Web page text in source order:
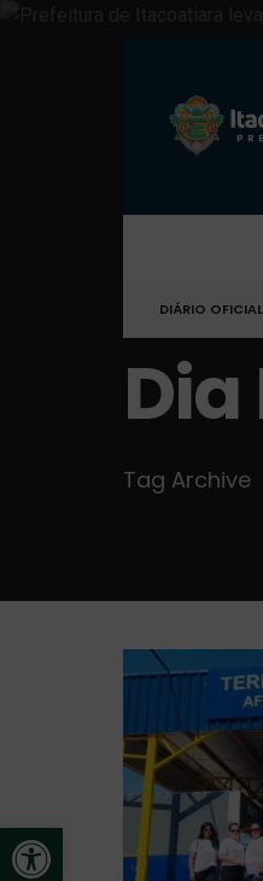
Open toolbar
DIÁRIO OFICIAL
Tag Archive